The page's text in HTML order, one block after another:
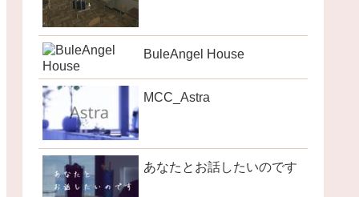
BuleAngel House
MCC_Astra
あなたとお話したいのです